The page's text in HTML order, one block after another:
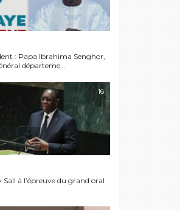
: Papa Ibrahima Senghor,
départeme...
16
Sall à l’épreuve du grand oral